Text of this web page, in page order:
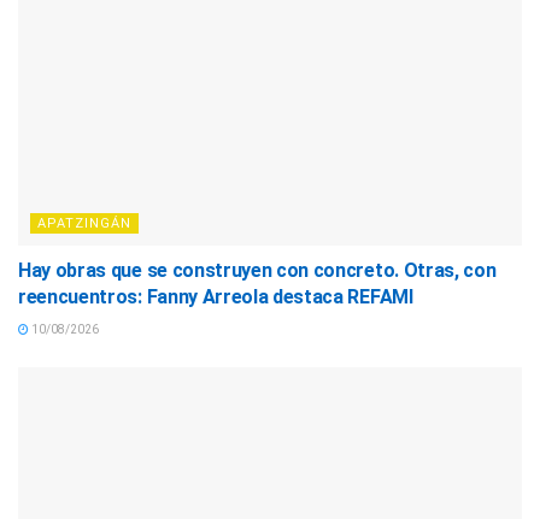
APATZINGÁN
Hay obras que se construyen con concreto. Otras, con
reencuentros: Fanny Arreola destaca REFAMI
10/08/2026